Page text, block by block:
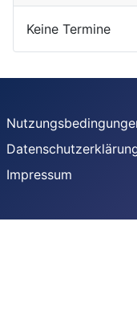
Keine Termine
Impressum